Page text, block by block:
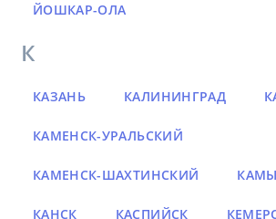
ЙОШКАР-ОЛА
К
КАЗАНЬ КАЛИНИНГРАД
КАМЕНСК-УРАЛЬСКИЙ
КАМЕНСК-ШАХТИНСКИЙ
КАНСК КАСПИЙСК